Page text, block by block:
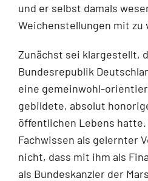
und er selbst damals
Weichenstellungen mit
Zunächst sei klargestellt,
Bundesrepublik
eine gemeinwohl-
gebildete, absolut
öffentlichen Lebens hatte.
Fachwissen als gelernter
nicht, dass mit ihm als
als Bundeskanzler der